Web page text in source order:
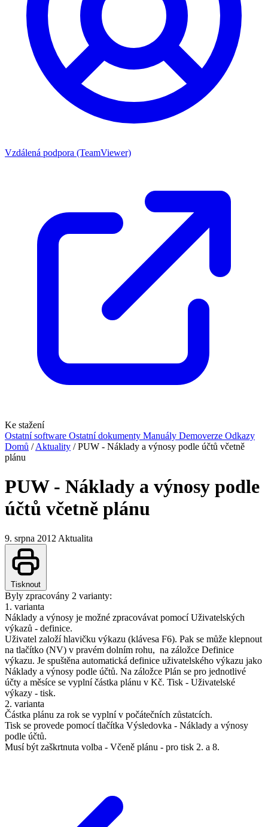
Vzdálená podpora (TeamViewer)
Ke stažení
Ostatní software Ostatní dokumenty Manuály Demoverze Odkazy
Domů / Aktuality / PUW - Náklady a výnosy podle účtů včetně
plánu
PUW - Náklady a výnosy podle
účtů včetně plánu
9. srpna 2012 Aktualita
Tisknout
Byly zpracovány 2 varianty:
1. varianta
Náklady a výnosy je možné zpracovávat pomocí Uživatelských
výkazů - definice.
Uživatel založí hlavičku výkazu (klávesa F6). Pak se může klepnout
na tlačítko (NV) v pravém dolním rohu, na záložce Definice
výkazu. Je spuštěna automatická definice uživatelského výkazu jako
Náklady a výnosy podle účtů. Na záložce Plán se pro jednotlivé
účty a měsíce se vyplní částka plánu v Kč. Tisk - Uživatelské
výkazy - tisk.
2. varianta
Částka plánu za rok se vyplní v počátečních zůstatcích.
Tisk se provede pomocí tlačítka Výsledovka - Náklady a výnosy
podle účtů.
Musí být zaškrtnuta volba - Včeně plánu - pro tisk 2. a 8.